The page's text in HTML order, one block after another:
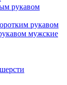
рукавом
рукавом
мужские